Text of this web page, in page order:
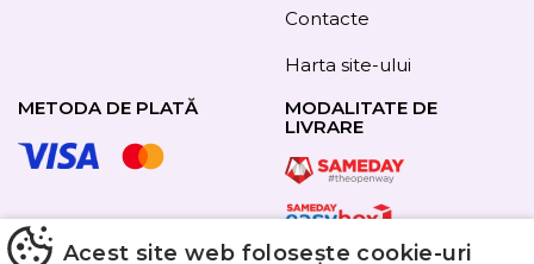
Contacte
Harta site-ului
METODA DE PLATĂ
URMAȚI-NE
MODALITATE DE
LIVRARE
Acest site web folosește cookie-uri